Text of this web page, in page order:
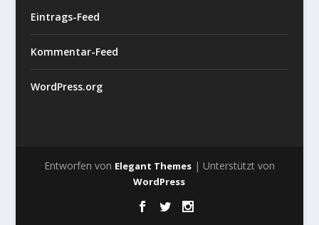
Eintrags-Feed
Kommentar-Feed
WordPress.org
Entworfen von Elegant Themes| Unterstützt von
WordPress